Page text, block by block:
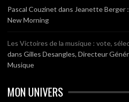
Pascal Couzinet dans Jeanette Berger
New Morning
Les Victoires de la musique : vote,
dans Gilles Desangles, Directeur
Musique
MON UNIVERS